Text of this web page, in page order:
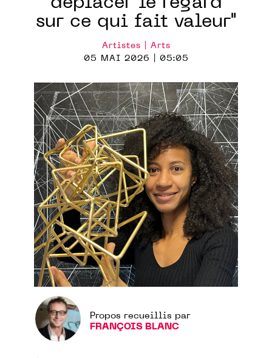
sur ce qui fait valeur"
Artistes | Arts
05 MAI 2026 | 05:05
Propos recueillis par
FRANÇOIS BLANC